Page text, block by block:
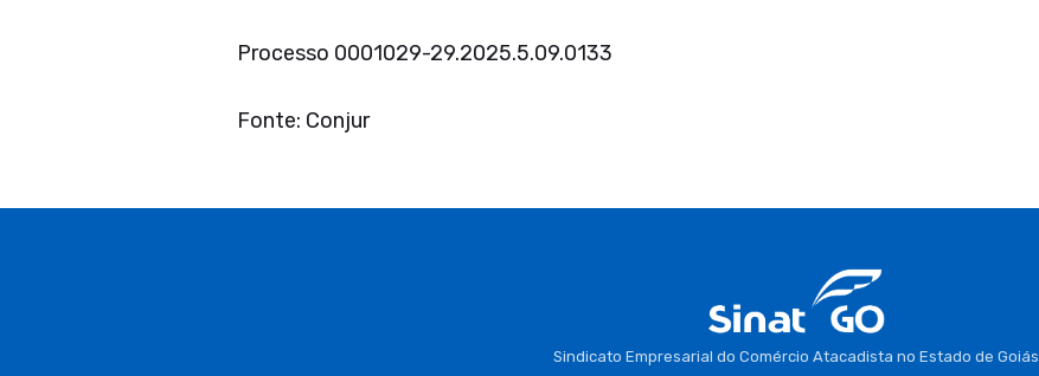
Processo 0001029-29.2025.5.09.0133
Fonte: Conjur
Sindicato Empresarial do Comércio Atacadista no Estado de Goiás